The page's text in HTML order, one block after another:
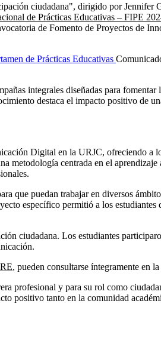
ciudadana", dirigido por Jennifer
de Prácticas Educativas – FIPE
de Fomento de Proyectos de
integrales diseñadas para
destaca el impacto positivo de
Digital en la URJC, ofreciendo a
metodología centrada en el
que puedan trabajar en diversos
específico permitió a los estudiantes
ciudadana. Los estudiantes
, pueden consultarse íntegramente en
profesional y para su rol como
positivo tanto en la comunidad